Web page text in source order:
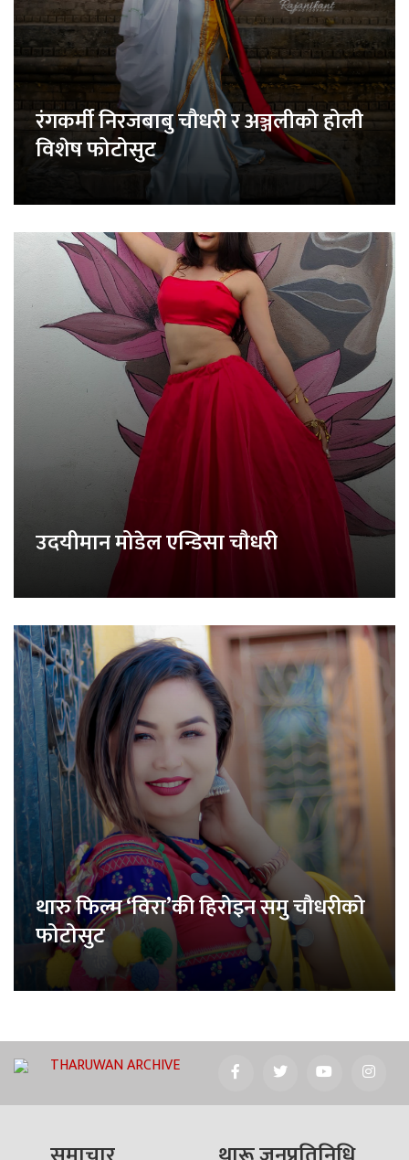
रंगकर्मी निरजबाबु चौधरी र अञ्जलीको होली
विशेष फोटोसुट
उदयीमान मोडेल एन्डिसा चौधरी
थारु फिल्म ‘विरा’की हिरोइन समु चौधरीको
फोटोसुट
THARUWAN ARCHIVE